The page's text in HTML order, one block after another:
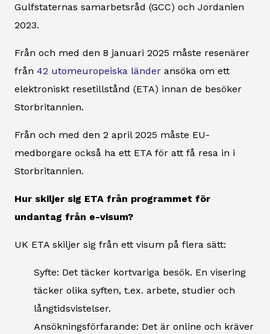
Gulfstaternas samarbetsråd (GCC) och Jordanien
2023.
Från och med den 8 januari 2025 måste resenärer
från 42 utomeuropeiska länder ansöka om ett
elektroniskt resetillstånd (ETA) innan de besöker
Storbritannien.
Från och med den 2 april 2025 måste EU-
medborgare också ha ett ETA för att få resa in i
Storbritannien.
Hur skiljer sig ETA från programmet för
undantag från e-visum?
UK ETA skiljer sig från ett visum på flera sätt:
Syfte: Det täcker kortvariga besök. En visering
täcker olika syften, t.ex. arbete, studier och
långtidsvistelser.
Ansökningsförfarande: Det är online och kräver